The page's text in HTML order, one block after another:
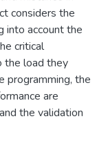
considers the
into account the
critical
the load they
programming, the
are
the validation